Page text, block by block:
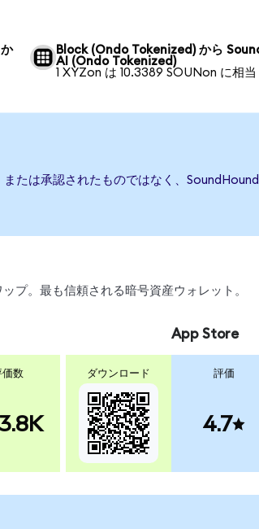
Block (Ondo Tokenized) から
AI (Ondo Tokenized)
1 XYZon は 10.3389 SOUNon に相当
たは承認されたものではなく、
プ。最も信頼される暗号資産ウォレット。
価数 ダウンロード
App Store
評価
4.7